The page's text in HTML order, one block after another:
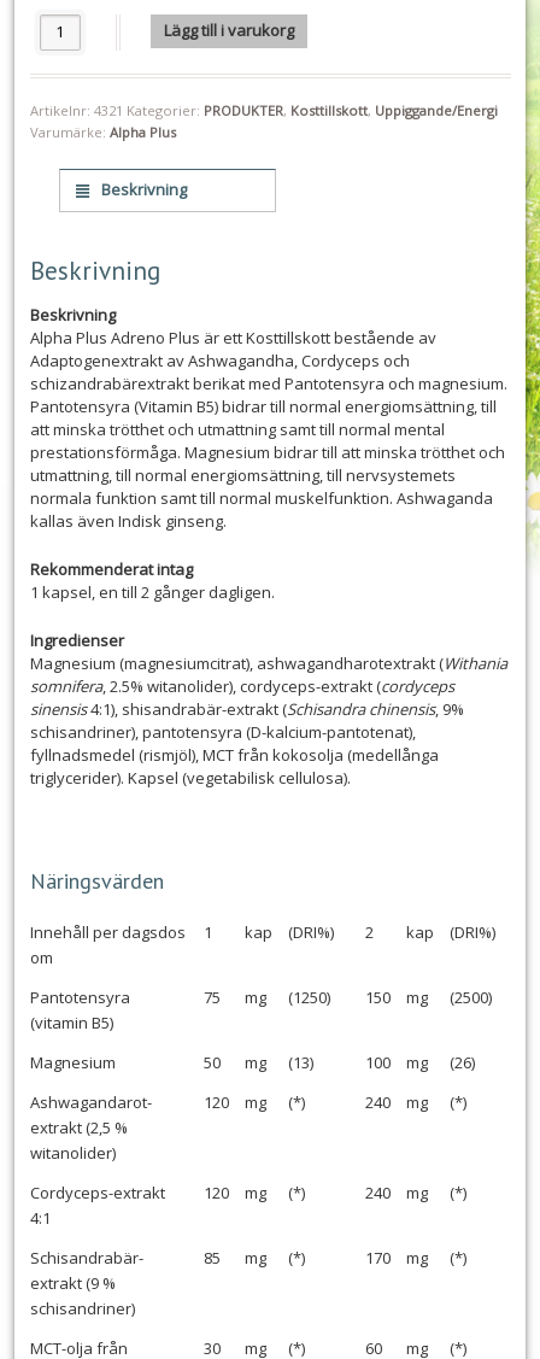
Alpha Plus Adreno Plus 90 kapslar mängd
Lägg till i varukorg
Artikelnr: 4321 Kategorier: PRODUKTER, Kosttillskott, Uppiggande/Energi
Varumärke: Alpha Plus
Beskrivning
Beskrivning
Beskrivning
Alpha Plus Adreno Plus är ett Kosttillskott bestående av
Adaptogenextrakt av Ashwagandha, Cordyceps och
schizandrabärextrakt berikat med Pantotensyra och magnesium.
Pantotensyra (Vitamin B5) bidrar till normal energiomsättning, till
att minska trötthet och utmattning samt till normal mental
prestationsförmåga. Magnesium bidrar till att minska trötthet och
utmattning, till normal energiomsättning, till nervsystemets
normala funktion samt till normal muskelfunktion. Ashwaganda
kallas även Indisk ginseng.
Rekommenderat intag
1 kapsel, en till 2 gånger dagligen.
Ingredienser
Magnesium (magnesiumcitrat), ashwagandharotextrakt (Withania
somnifera, 2.5% witanolider), cordyceps-extrakt (cordyceps
sinensis4:1), shisandrabär-extrakt (Schisandra chinensis, 9%
schisandriner), pantotensyra (D-kalcium-pantotenat),
fyllnadsmedel (rismjöl), MCT från kokosolja (medellånga
triglycerider). Kapsel (vegetabilisk cellulosa).
Näringsvärden
Innehåll per dagsdos
om
1 kap (DRI%) 2 kap (DRI%)
Pantotensyra
(vitamin B5)
75 mg (1250) 150 mg (2500)
Magnesium 50 mg (13) 100 mg
(26)
Ashwagandarot-
extrakt (2,5 %
witanolider)
120 mg (*) 240 mg (*)
Cordyceps-extrakt
4:1
120 mg (*) 240 mg (*)
Schisandrabär-
extrakt (9 %
schisandriner)
85 mg (*) 170 mg (*)
MCT-olja från
30 mg (*) 60 mg (*)